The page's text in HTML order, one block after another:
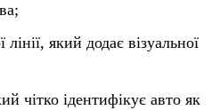
який додає візуальної
чітко ідентифікує авто як